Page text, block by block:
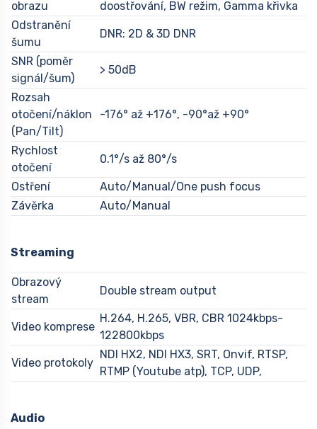
obrazu
doostřování, BW režim, Gamma křivka
Odstranění
šumu
DNR: 2D & 3D DNR
SNR (poměr
signál/šum)
> 50dB
Rozsah
otočení/náklon
(Pan/Tilt)
-176° až +176°, -90°až +90°
Rychlost
otočení
0.1°/s až 80°/s
Ostření
Auto/Manual/One push focus
Závěrka
Auto/Manual
Streaming
Obrazový
stream
Double stream output
Video komprese
H.264, H.265, VBR, CBR 1024kbps-
122800kbps
Video protokoly
NDI HX2, NDI HX3, SRT, Onvif, RTSP,
RTMP (Youtube atp), TCP, UDP,
Audio